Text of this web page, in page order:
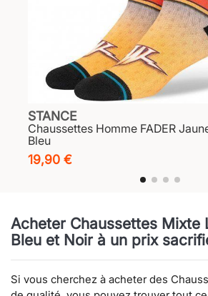
STANCE
Chaussettes Homme FADER
Bleu
19,90 €
Acheter Chaussettes Mixte
Bleu et Noir à un prix
Si vous cherchez à acheter des